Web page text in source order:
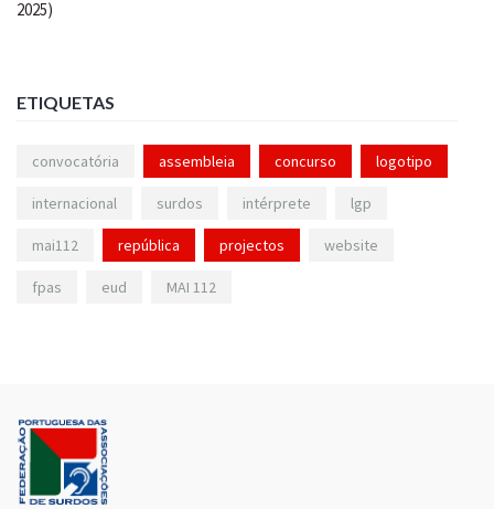
ETIQUETAS
convocatória assembleia concurso logotipo
internacional surdos intérprete lgp
mai112 república projectos website
fpas eud MAI 112